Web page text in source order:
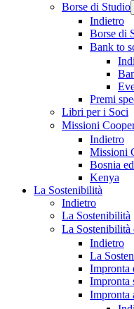
Borse di Studio
Indietro
Borse di
Bank to
Premi
Libri per i Soci
Missioni
Indietro
Missioni
Bosnia
Kenya
La Sostenibilità
Indietro
La Sostenibilità
La Sostenibilità
Indietro
La
Impronta
Impronta
Impronta